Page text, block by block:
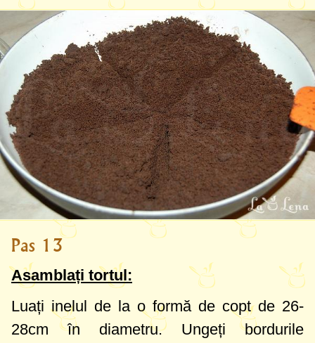
Pas 13
Asamblați tortul:
Luați inelul de la o formă de copt de 26-
28cm în diametru. Ungeți bordurile